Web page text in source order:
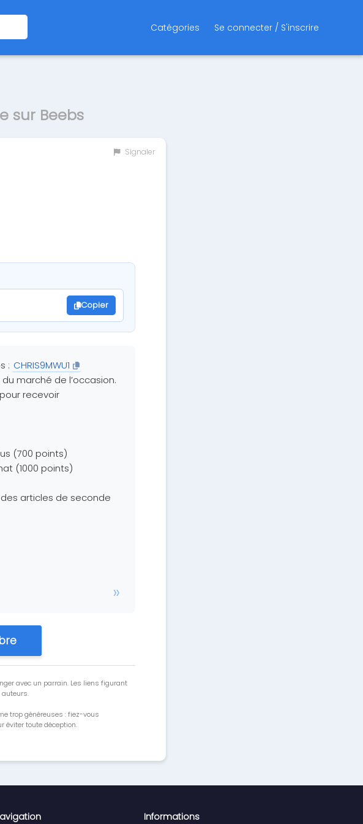
Catégories Se connecter / S'inscrire
sur Beebs
Signaler
Copier
: CHRIS9MWU1
marché de l’occasion.
recevoir
(700 points)
(1000 points)
articles de seconde
avec un parrain. Les liens figurant
trop généreuses : fiez-vous
éviter toute déception.
Informations